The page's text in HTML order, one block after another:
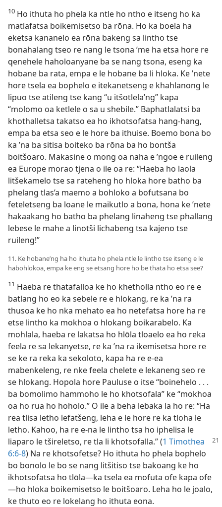
10 Ho ithuta ho phela ka ntle ho ntho e itseng ho ka
matlafatsa boikemisetso ba rōna. Ho ka boela ha
eketsa kananelo ea rōna bakeng sa lintho tse
bonahalang tseo re nang le tsona ’me ha etsa hore re
qenehele haholoanyane ba se nang tsona, eseng ka
hobane ba rata, empa e le hobane ba li hloka. Ke ’nete
hore tsela ea bophelo e itekanetseng e khahlanong le
lipuo tse atileng tse kang “u itšotlela’ng” kapa
“molomo oa ketlele o sa u shebile.” Baphatlalatsi ba
khothalletsa takatso ea ho ikhotsofatsa hang-hang,
empa ba etsa seo e le hore ba ithuise. Boemo bona bo
ka ’na ba sitisa boiteko ba rōna ba ho bontša
boitšoaro. Makasine o mong oa naha e ’ngoe e ruileng
ea Europe morao tjena o ile oa re: “Haeba ho laola
litšekamelo tse sa rateheng ho hloka hore batho ba
phelang tlas’a maemo a bohloko a bofutsana bo
feteletseng ba loane le maikutlo a bona, hona ke ’nete
hakaakang ho batho ba phelang linaheng tse phallang
lebese le mahe a linotši lichabeng tsa kajeno tse
ruileng!”
11. Ke hobane’ng ha ho ithuta ho phela ntle le lintho tse itseng e le
habohlokoa, empa ke eng se etsang hore ho be thata ho etsa see?
11 Haeba re thatafalloa ke ho khetholla ntho eo re e
batlang ho eo ka sebele re e hlokang, re ka ’na ra
thusoa ke ho nka mehato ea ho netefatsa hore ha re
etse lintho ka mokhoa o hlokang boikarabelo. Ka
mohlala, haeba re lakatsa ho hlōla tloaelo ea ho reka
feela re sa lekanyetse, re ka ’na ra ikemisetsa hore re
se ke ra reka ka sekoloto, kapa ha re e-ea
mabenkeleng, re nke feela chelete e lekaneng seo re
se hlokang. Hopola hore Pauluse o itse “boinehelo . . .
ba bomolimo hammoho le ho khotsofala” ke “mokhoa
oa ho rua ho hoholo.” O ile a beha lebaka la ho re: “Ha
rea tlisa letho lefatšeng, leha e le hore re ka tloha le
letho. Kahoo, ha re e-na le lintho tsa ho iphelisa le
liaparo le tšireletso, re tla li khotsofalla.” (1 Timothea
6:6-8) Na re khotsofetse? Ho ithuta ho phela bophelo
bo bonolo le bo se nang litšitiso tse bakoang ke ho
ikhotsofatsa ho tlōla—ka tsela ea mofuta ofe kapa ofe
—ho hloka boikemisetso le boitšoaro. Leha ho le joalo,
ke thuto eo re lokelang ho ithuta eona.